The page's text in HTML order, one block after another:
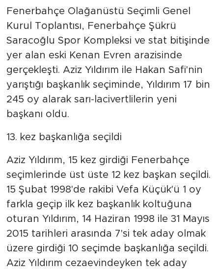
Fenerbahçe Olağanüstü Seçimli Genel
Kurul Toplantısı, Fenerbahçe Şükrü
Saracoğlu Spor Kompleksi ve stat bitişinde
yer alan eski Kenan Evren arazisinde
gerçekleşti. Aziz Yıldırım ile Hakan Safi'nin
yarıştığı başkanlık seçiminde, Yıldırım 17 bin
245 oy alarak sarı-lacivertlilerin yeni
başkanı oldu.
13. kez başkanlığa seçildi
Aziz Yıldırım, 15 kez girdiği Fenerbahçe
seçimlerinde üst üste 12 kez başkan seçildi.
15 Şubat 1998'de rakibi Vefa Küçük'ü 1 oy
farkla geçip ilk kez başkanlık koltuğuna
oturan Yıldırım, 14 Haziran 1998 ile 31 Mayıs
2015 tarihleri arasında 7'si tek aday olmak
üzere girdiği 10 seçimde başkanlığa seçildi.
Aziz Yıldırım cezaevindeyken tek aday